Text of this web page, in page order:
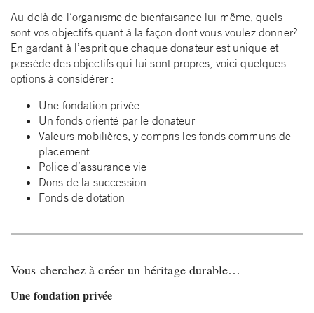
Au-delà de l’organisme de bienfaisance lui-même, quels
sont vos objectifs quant à la façon dont vous voulez donner?
En gardant à l’esprit que chaque donateur est unique et
possède des objectifs qui lui sont propres, voici quelques
options à considérer :
Une fondation privée
Un fonds orienté par le donateur
Valeurs mobilières, y compris les fonds communs de
placement
Police d’assurance vie
Dons de la succession
Fonds de dotation
Vous cherchez à créer un héritage durable…
Une fondation privée